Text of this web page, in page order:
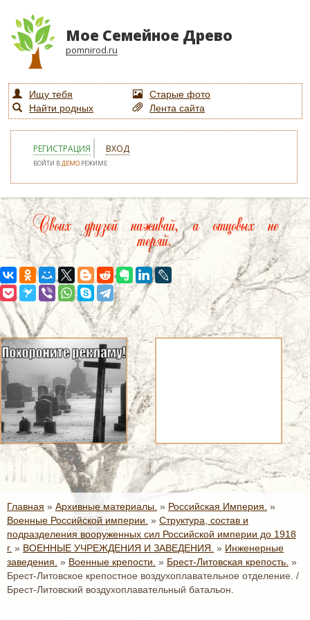
Мое Семейное Древо
pomnirod.ru
Ищу тебя
Старые фото
Найти родных
Лента сайта
РЕГИСТРАЦИЯ ВХОД
ВОЙТИ ВДЕМО РЕЖИМЕ
Своих друзей наживай, а отцовых не
теряй.
Главная » Архивные материалы. » Российская Империя. »
Военные Российской империи. » Структура, состав и
подразделения вооруженных сил Российской империи до 1918
г. » ВОЕННЫЕ УЧРЕЖДЕНИЯ И ЗАВЕДЕНИЯ. » Инженерные
заведения. » Военные крепости. » Брест-Литовская крепость. »
Брест-Литовское крепостное воздухоплавательное отделение. /
Брест-Литовский воздухоплавательный батальон.